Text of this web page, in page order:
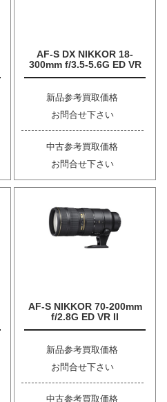
AF-S DX NIKKOR 18-
300mm f/3.5-5.6G ED VR
新品参考買取価格
お問合せ下さい
中古参考買取価格
お問合せ下さい
AF-S NIKKOR 70-200mm
f/2.8G ED VR II
新品参考買取価格
お問合せ下さい
中古参考買取価格